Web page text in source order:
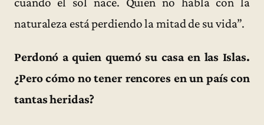
naturaleza está perdiendo la mitad de su vida”.
Perdonó a quien quemó su casa en las Islas.
¿Pero cómo no tener rencores en un país con
tantas heridas?